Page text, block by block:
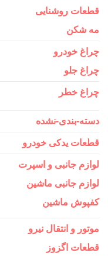
قطعات روشنایی
مه شکن
چراغ خودرو
چراغ جلو
چراغ خطر
دسته-بندی-نشده
قطعات یدکی خودرو
لوازم جانبی و اسپرت
لوازم جانبی ماشین
کفپوش ماشین
موتور و انتقال نیرو
قطعات اگزوز